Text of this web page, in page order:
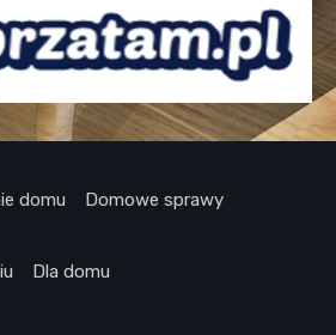
domu Domowe sprawy
Dla domu